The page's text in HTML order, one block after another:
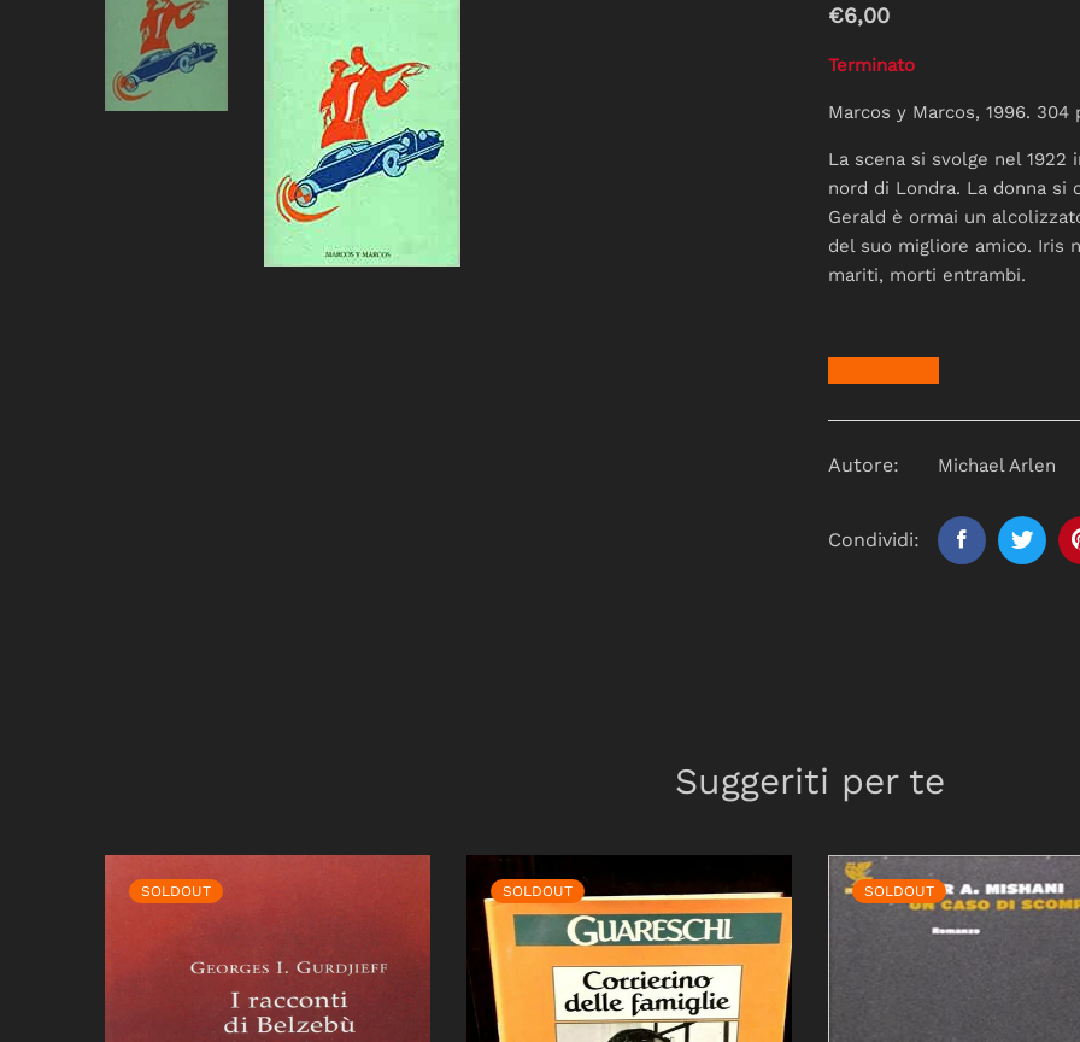
€6,00
Terminato
Marcos y Marcos, 1996. 304
La scena si svolge nel
nord di Londra. La donna si
Gerald è ormai un
del suo migliore amico. Iris
mariti, morti entrambi.
Autore: Michael Arlen
Condividi:
Suggeriti per te
SOLDOUT SOLDOUT SOLDOUT